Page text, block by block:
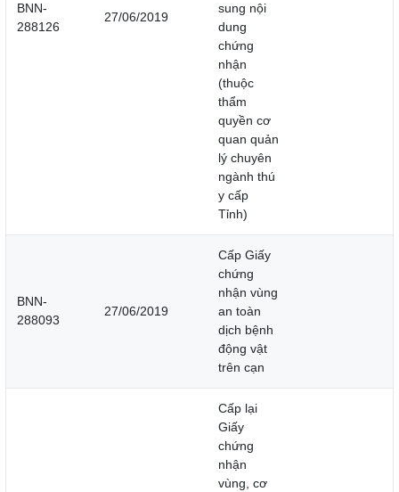
BNN-
288126
27/06/2019
sung nội
dung
chứng
nhận
(thuộc
thẩm
quyền cơ
quan quản
lý chuyên
ngành thú
y cấp
Tỉnh)
BNN-
288093
27/06/2019
Cấp Giấy
chứng
nhận vùng
an toàn
dịch bệnh
động vật
trên cạn
Cấp lại
Giấy
chứng
nhận
vùng, cơ